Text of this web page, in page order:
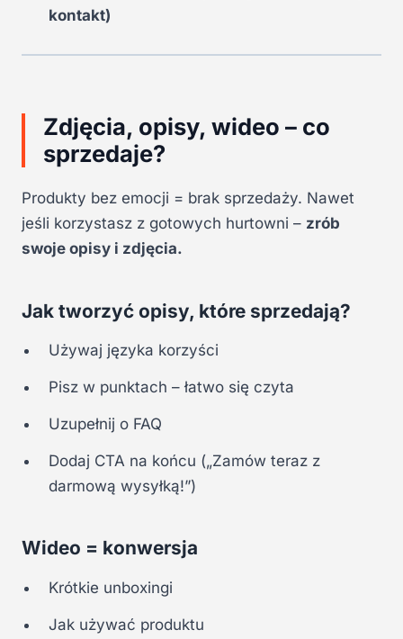
kontakt)
Zdjęcia, opisy, wideo – co
sprzedaje?
Produkty bez emocji = brak sprzedaży. Nawet
jeśli korzystasz z gotowych hurtowni – zrób
swoje opisy i zdjęcia.
Jak tworzyć opisy, które sprzedają?
Używaj języka korzyści
Pisz w punktach – łatwo się czyta
Uzupełnij o FAQ
Dodaj CTA na końcu („Zamów teraz z
darmową wysyłką!”)
Wideo = konwersja
Krótkie unboxingi
Jak używać produktu